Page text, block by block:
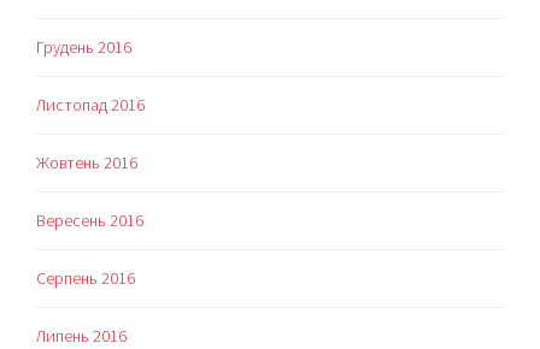
Грудень 2016
Листопад 2016
Жовтень 2016
Вересень 2016
Серпень 2016
Липень 2016